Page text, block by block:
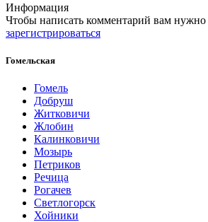
Информация
Чтобы написать комментарий вам нужно
зарегистрироваться
Гомельская
Гомель
Добруш
Житковичи
Жлобин
Калинковичи
Мозырь
Петриков
Речица
Рогачев
Светлогорск
Хойники